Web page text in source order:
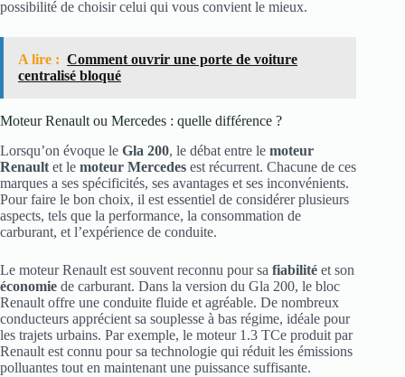
possibilité de choisir celui qui vous convient le mieux.
A lire : Comment ouvrir une porte de voiture
centralisé bloqué
Moteur Renault ou Mercedes : quelle différence ?
Lorsqu’on évoque le Gla 200, le débat entre le moteur
Renault et le moteur Mercedes est récurrent. Chacune de ces
marques a ses spécificités, ses avantages et ses inconvénients.
Pour faire le bon choix, il est essentiel de considérer plusieurs
aspects, tels que la performance, la consommation de
carburant, et l’expérience de conduite.
Le moteur Renault est souvent reconnu pour sa fiabilité et son
économie de carburant. Dans la version du Gla 200, le bloc
Renault offre une conduite fluide et agréable. De nombreux
conducteurs apprécient sa souplesse à bas régime, idéale pour
les trajets urbains. Par exemple, le moteur 1.3 TCe produit par
Renault est connu pour sa technologie qui réduit les émissions
polluantes tout en maintenant une puissance suffisante.